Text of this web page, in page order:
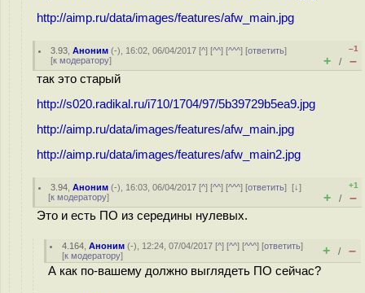
http://aimp.ru/data/images/features/afw_main.jpg
3.93 ,Аноним (-), 16:02, 06/04/2017 [^] [^^] [^^^] [ответить]
[к модератору]
–1
+ / –
так это старый
http://s020.radikal.ru/i710/1704/97/5b39729b5ea9.jpg
http://aimp.ru/data/images/features/afw_main.jpg
http://aimp.ru/data/images/features/afw_main2.jpg
3.94 ,Аноним (-), 16:03, 06/04/2017 [^] [^^] [^^^] [ответить][↓]
[к модератору]
+1
+ / –
Это и есть ПО из середины нулевых.
4.164 ,Аноним (-), 12:24, 07/04/2017 [^] [^^] [^^^] [ответить]
[к модератору] + / –
А как по-вашему должно выглядеть ПО сейчас?